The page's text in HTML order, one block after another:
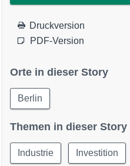
Druckversion
PDF-Version
Orte in dieser Story
Berlin
Themen in dieser Story
Industrie Investition